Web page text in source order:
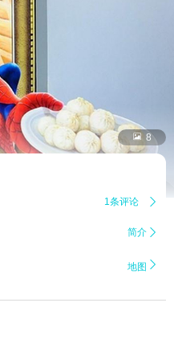
 8
1条评论 
简介 
地图 